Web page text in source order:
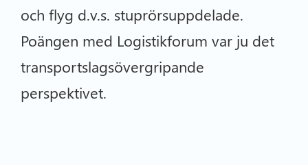
och flyg d.v.s. stuprörsuppdelade.
Poängen med Logistikforum var ju det
transportslagsövergripande
perspektivet.